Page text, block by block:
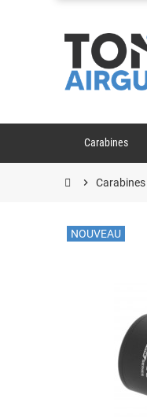
Carabines
chevron_right Carabines
NOUVEAU